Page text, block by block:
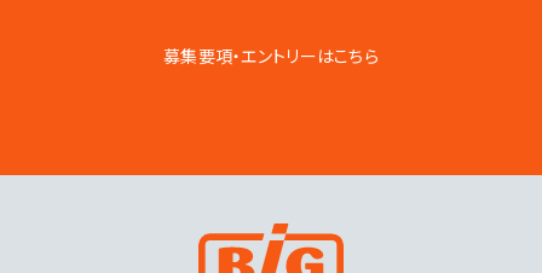
募集要項・エントリーはこちら